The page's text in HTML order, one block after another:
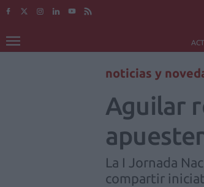
noticias y
Aguilar
La I Jornada
compartir